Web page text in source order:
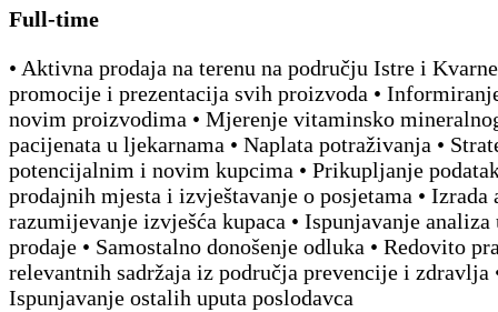
Full-time
• Aktivna prodaja na terenu na području Istre i
promocije i prezentacija svih proizvoda •
novim proizvodima • Mjerenje vitaminsko
pacijenata u ljekarnama • Naplata potraživanja •
potencijalnim i novim kupcima • Prikupljanje
prodajnih mjesta i izvještavanje o posjetama • Izrada
razumijevanje izvješća kupaca • Ispunjavanje analiza
prodaje • Samostalno donošenje odluka • Redovito
relevantnih sadržaja iz područja prevencije i zdravlja
Ispunjavanje ostalih uputa poslodavca